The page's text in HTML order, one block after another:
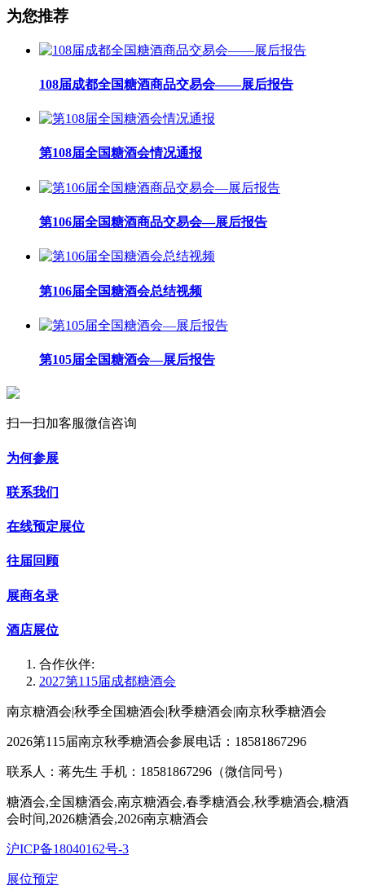
为您推荐
108届成都全国糖酒商品交易会——展后报告
第108届全国糖酒会情况通报
第106届全国糖酒商品交易会—展后报告
第106届全国糖酒会总结视频
第105届全国糖酒会—展后报告
扫一扫加客服微信咨询
为何参展
联系我们
在线预定展位
往届回顾
展商名录
酒店展位
合作伙伴:
2027第115届成都糖酒会
南京糖酒会|秋季全国糖酒会|秋季糖酒会|南京秋季糖酒会
2026第115届南京秋季糖酒会参展电话：18581867296
联系人：蒋先生 手机：18581867296（微信同号）
糖酒会,全国糖酒会,南京糖酒会,春季糖酒会,秋季糖酒会,糖酒
会时间,2026糖酒会,2026南京糖酒会
沪ICP备18040162号-3
展位预定